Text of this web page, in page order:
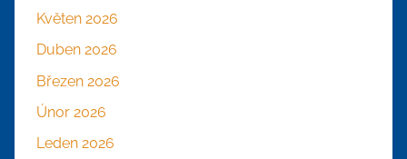
Květen 2026
Duben 2026
Březen 2026
Únor 2026
Leden 2026